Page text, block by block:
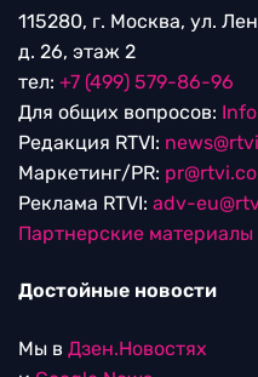
115280, г. Москва, ул.
д. 26, этаж 2
тел: +7 (499) 579-86-96
Для общих вопросов:
Редакция RTVI:
Маркетинг/PR:
Реклама RTVI: adv-
Партнерские материалы
Достойные новости
Мы в Дзен.Новостях